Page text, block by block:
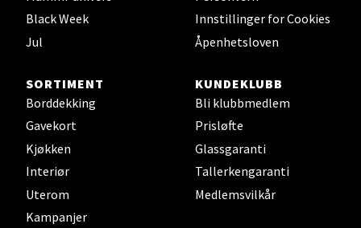
Black Week
Jul
Innstillinger for Cookies
Åpenhetsloven
SORTIMENT
Borddekking
Gavekort
Kjøkken
Interiør
Uterom
Kampanjer
KUNDEKLUBB
Bli klubbmedlem
Prisløfte
Glassgaranti
Tallerkengaranti
Medlemsvilkår
Alti Sunndal, Sunndalsveien 17, 6600 Sunndalsøra
Åpent i dag 10-16